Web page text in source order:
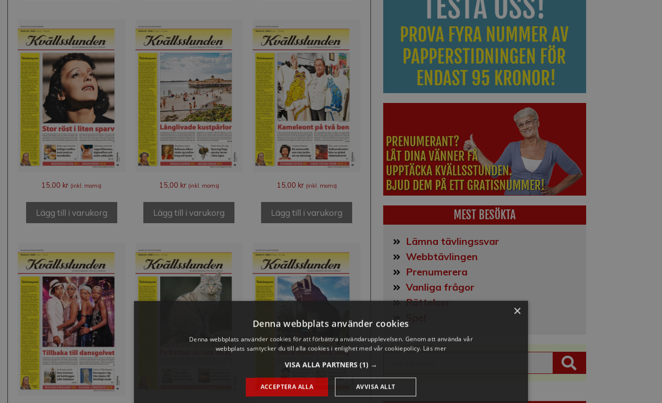
15,00kr (inkl. moms)
Lägg till i varukorg
15,00 kr (inkl. moms)
Lägg till i varukorg
15,00 kr (inkl. moms)
Lägg till i varukorg MEST BESÖKTA
Lämna tävlingssvar
Webbtävlingen
Prenumerera
Vanliga frågor
Rättelser
×
Denna webbplats använder cookies
Denna webbplats använder cookies för att förbättra användarupplevelsen. Genom att använda vår
webbplats samtycker du till alla cookies i enlighet med vår cookiepolicy. Läs mer
VISA ALLA PARTNERS (1) →
ACCEPTERA ALLA AVVISA ALLT